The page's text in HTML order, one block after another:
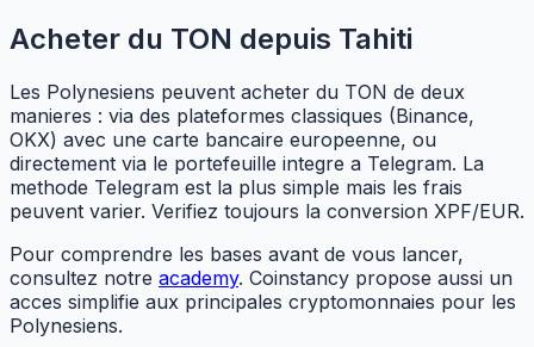
Acheter du TON depuis Tahiti
Les Polynesiens peuvent acheter du TON de deux
manieres : via des plateformes classiques (Binance,
OKX) avec une carte bancaire europeenne, ou
directement via le portefeuille integre a Telegram. La
methode Telegram est la plus simple mais les frais
peuvent varier. Verifiez toujours la conversion XPF/EUR.
Pour comprendre les bases avant de vous lancer,
consultez notre academy. Coinstancy propose aussi un
acces simplifie aux principales cryptomonnaies pour les
Polynesiens.